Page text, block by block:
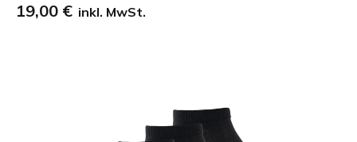
19,00 € inkl. MwSt.